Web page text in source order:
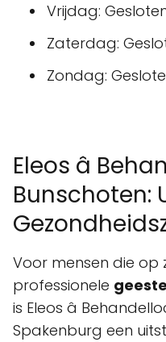
Vrijdag:
Zaterdag:
Zondag:
Eleos â
Bunschoten:
Voor mensen die op
professionele
is Eleos â
Spakenburg een